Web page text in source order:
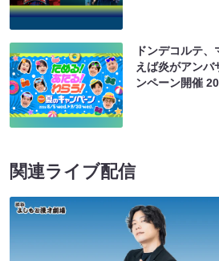
ドンデコルテ
えば炎がアンバ
ンペーン開催
関連ライブ配信